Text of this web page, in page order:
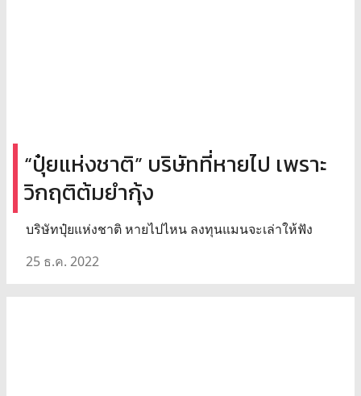
“ปุ๋ยแห่งชาติ” บริษัทที่หายไป เพราะ
วิกฤติต้มยำกุ้ง
บริษัทปุ๋ยแห่งชาติ หายไปไหน ลงทุนแมนจะเล่าให้ฟัง
25 ธ.ค. 2022